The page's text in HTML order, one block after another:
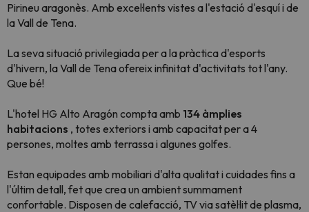
Pirineu aragonès. Amb excel·lents vistes a l'estació d'esquí i de
la Vall de Tena.
La seva situació privilegiada per a la pràctica d'esports
d'hivern, la Vall de Tena ofereix infinitat d'activitats tot l'any.
Que bé!
L'hotel HG Alto Aragón compta amb 134 àmplies
habitacions , totes exteriors i amb capacitat per a 4
persones, moltes amb terrassa i algunes golfes.
Estan equipades amb mobiliari d'alta qualitat i cuidades fins a
l'últim detall, fet que crea un ambient summament
confortable. Disposen de calefacció, TV via satèl·lit de plasma,